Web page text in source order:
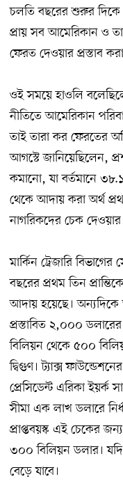
চলতি বছরের শুরুর দিকে
প্রায় সব আমেরিকান ও
ফেরত দেওয়ার প্রস্তাব
ওই সময়ে হাওলি
নীতিতে আমেরিকান
তাই তারা কর ফেরতের
আগস্টে জানিয়েছিলেন,
কমানো, যা বর্তমানে
থেকে আদায় করা অর্থ
নাগরিকদের চেক
মার্কিন ট্রেজারি
বছরের প্রথম তিন
আদায় হয়েছে। অন্যদিকে
প্রস্তাবিত ২,০০০
বিলিয়ন থেকে ৫০০
দ্বিগুণ। ট্যাক্স
প্রেসিডেন্ট এরিকা ইয়র্ক
সীমা এক লাখ ডলারে
প্রাপ্তবয়স্ক এই চেকের
৩০০ বিলিয়ন ডলার।
বেড়ে যাবে।